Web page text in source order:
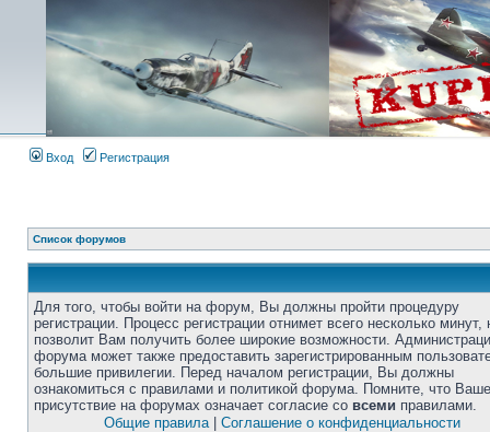
Вход Регистрация
Список форумов
Для того, чтобы войти на форум, Вы должны пройти процедуру
регистрации. Процесс регистрации отнимет всего несколько минут,
позволит Вам получить более широкие возможности.
форума может также предоставить зарегистрированным
большие привилегии. Перед началом регистрации, Вы должны
ознакомиться с правилами и политикой форума. Помните, что Ваше
присутствие на форумах означает согласие со всеми правилами.
Общие правила| Соглашение о конфиденциальности